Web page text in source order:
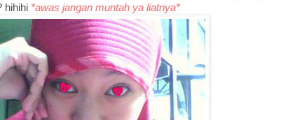
hihihi *awas jangan muntah ya liatnya*